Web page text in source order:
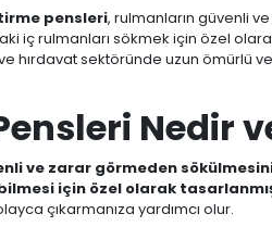
pensleri, rulmanların güvenli
iç rulmanları sökmek için özel
hırdavat sektöründe uzun ömürlü
Nedir
ve zarar görmeden
için özel olarak
çıkarmanıza yardımcı olur.